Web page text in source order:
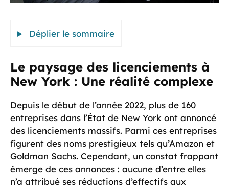
Déplier le sommaire
Le paysage des licenciements à
New York : Une réalité complexe
Depuis le début de l’année 2022, plus de 160
entreprises dans l’État de New York ont annoncé
des licenciements massifs. Parmi ces entreprises
figurent des noms prestigieux tels qu’Amazon et
Goldman Sachs. Cependant, un constat frappant
émerge de ces annonces : aucune d’entre elles
n’a attribué ses réductions d’effectifs aux